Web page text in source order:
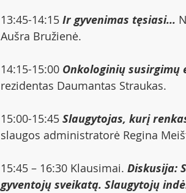
13:45-14:15 Ir gyvenimas tęsiasi...
Aušra Bružienė.
14:15-15:00 Onkologinių susirgimų
rezidentas Daumantas Straukas.
15:00-15:45 Slaugytojas, kurį
slaugos administratorė Regina
15:45 – 16:30 Klausimai. Diskusija:
gyventojų sveikatą. Slaugytojų